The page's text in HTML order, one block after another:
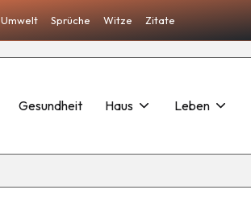
Umwelt Sprüche Witze Zitate
Gesundheit Haus Leben